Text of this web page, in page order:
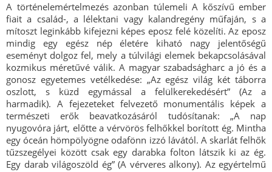
A történelemértelmezés azonban túlemeli A kőszívű ember
fiait a család-, a lélektani vagy kalandregény műfaján, s a
mítoszt leginkább kifejezni képes eposz felé közelíti. Az eposz
mindig egy egész nép életére kiható nagy jelentőségű
eseményt dolgoz fel, mely a túlvilági elemek bekapcsolásával
kozmikus méretűvé válik. A magyar szabadságharc a jó és a
gonosz egyetemes vetélkedése: „Az egész világ két táborra
oszlott, s küzd egymással a felülkerekedésért” (Az a
harmadik). A fejezeteket felvezető monumentális képek a
természeti erők beavatkozásáról tudósítanak: „A nap
nyugovóra járt, előtte a vérvörös felhőkkel borított ég. Mintha
egy óceán hömpölyögne odafönn izzó lávától. A skarlát felhők
tűzszegélyei között csak egy darabka folton látszik ki az ég.
Egy darab világoszöld ég” (A vérveres alkony). Az egyértelmű